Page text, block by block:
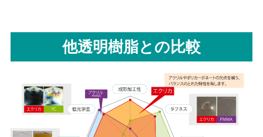
他透明樹脂との比較